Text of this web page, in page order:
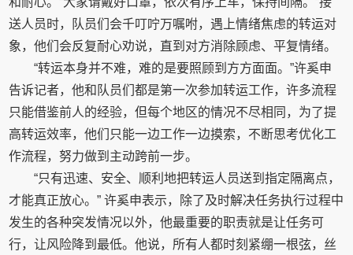
送人员时，队员们会千叮咛万嘱咐，遇上情绪焦虑的转运对
象，他们会反复耐心劝说，直到对方消除顾虑、平复情绪。
“转运本身并不难，难的是要照顾到方方面面。”许奚申
告诉记者，他和队员们都是第一次参加转运工作，许多流程
只能借鉴前人的经验，但每个地区的情况不尽相同，为了提
高转运效率，他们只能一边工作一边摸索，不断思考优化工
作流程，努力做到主动跨前一步。
“只有迅速、安全、顺利地把转运人员送到指定隔离点，
才能真正放心。” 许奚申表示，除了及时解决任务执行过程中
发生的各种突发情况以外，他最重要的职责就是让任务可
行，让风险降到最低。他说，所有人都时刻紧绷一根弦，丝